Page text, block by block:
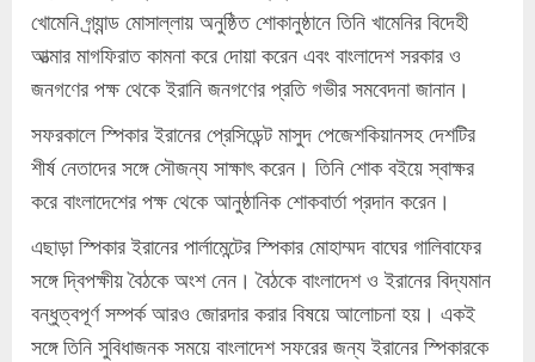
খোমেনি গ্র্যান্ড মোসাল্লায় অনুষ্ঠিত শোকানুষ্ঠানে তিনি খামেনির বিদেহী
আত্মার মাগফিরাত কামনা করে দোয়া করেন এবং বাংলাদেশ সরকার ও
জনগণের পক্ষ থেকে ইরানি জনগণের প্রতি গভীর সমবেদনা জানান।
সফরকালে স্পিকার ইরানের প্রেসিডেন্ট মাসুদ পেজেশকিয়ানসহ দেশটির
শীর্ষ নেতাদের সঙ্গে সৌজন্য সাক্ষাৎ করেন। তিনি শোক বইয়ে স্বাক্ষর
করে বাংলাদেশের পক্ষ থেকে আনুষ্ঠানিক শোকবার্তা প্রদান করেন।
এছাড়া স্পিকার ইরানের পার্লামেন্টের স্পিকার মোহাম্মদ বাঘের গালিবাফের
সঙ্গে দ্বিপক্ষীয় বৈঠকে অংশ নেন। বৈঠকে বাংলাদেশ ও ইরানের বিদ্যমান
বন্ধুত্বপূর্ণ সম্পর্ক আরও জোরদার করার বিষয়ে আলোচনা হয়। একই
সঙ্গে তিনি সুবিধাজনক সময়ে বাংলাদেশ সফরের জন্য ইরানের স্পিকারকে